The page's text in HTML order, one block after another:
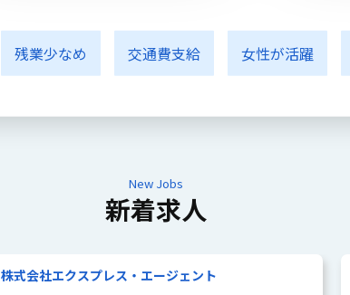
残業少なめ 交通費支給 女性が活躍
New Jobs
新着求人
株式会社エクスプレス・エージェント